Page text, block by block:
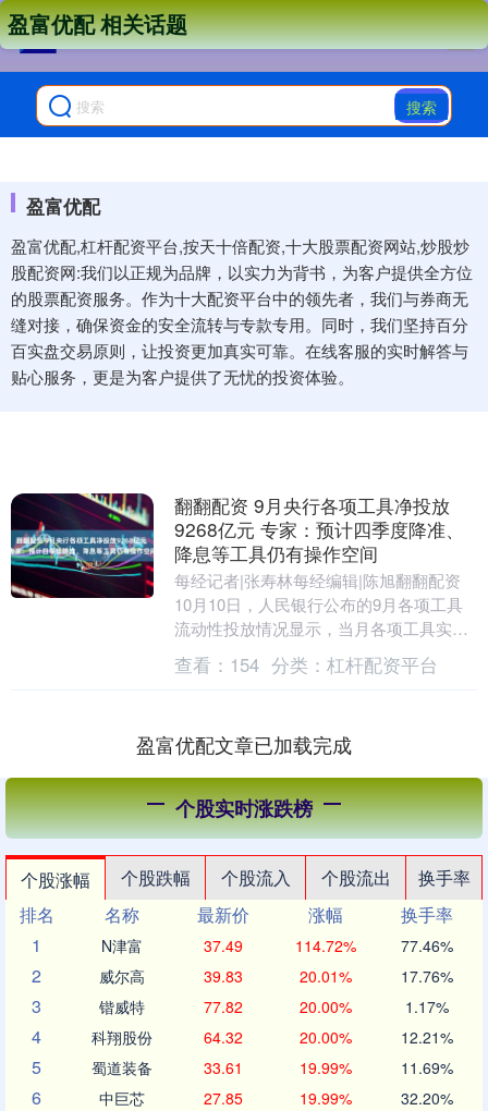
搜索
盈富优配
盈富优配,杠杆配资平台,按天十倍配资,十大股票配资网站,炒股炒
股配资网:我们以正规为品牌，以实力为背书，为客户提供全方位
的股票配资服务。作为十大配资平台中的领先者，我们与券商无
缝对接，确保资金的安全流转与专款专用。同时，我们坚持百分
百实盘交易原则，让投资更加真实可靠。在线客服的实时解答与
贴心服务，更是为客户提供了无忧的投资体验。
盈富优配 相关话题
翻翻配资 9月央行各项工具净投放
9268亿元 专家：预计四季度降准、
降息等工具仍有操作空间
每经记者|张寿林每经编辑|陈旭翻翻配资
10月10日，人民银行公布的9月各项工具
流动性投放情况显示，当月各项工具实现
流动性净投放9268亿元，较上月大幅增
加。 ....
查看： 154 分类： 杠杆配资平台
盈富优配文章已加载完成
个股实时涨跌榜
个股涨幅 个股跌幅 个股流入 个股流出
换手率
排名
名称 最新价 涨幅
换手率
1
N津富 37.49 114.72% 77.46%
2 威尔高 39.83 20.01% 17.76%
3 锴威特 77.82 20.00% 1.17%
4 科翔股份 64.32 20.00% 12.21%
5 蜀道装备 33.61 19.99% 11.69%
6 中巨芯 27.85 19.99% 32.20%